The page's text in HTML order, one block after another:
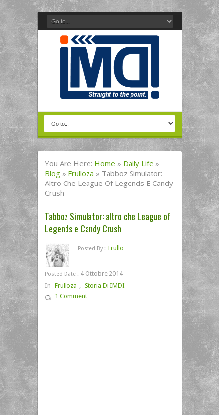
You Are Here: Home » Daily Life »
Blog » Frulloza » Tabboz Simulator:
Altro Che League Of Legends E Candy
Crush
Tabboz Simulator: altro che League of
Legends e Candy Crush
Posted By : Frullo
Posted Date : 4 Ottobre 2014
In Frulloza , Storia Di IMDI
1 Comment